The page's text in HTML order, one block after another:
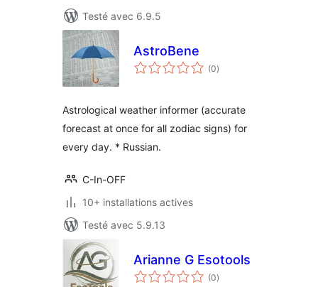
Testé avec 6.9.5
AstroBene
(0notes
en
)
Astrological weather informer (accurate
forecast at once for all zodiac signs) for
every day. * Russian.
C-In-OFF
10+ installations actives
Testé avec 5.9.13
Arianne G Esotools
(0notes
en
)